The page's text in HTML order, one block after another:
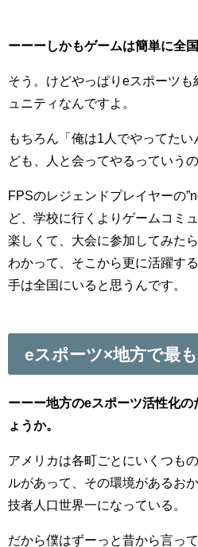
ーーーしかもゲームは簡単に全
そう。けどやっぱりeスポーツも
ュニティなんですよ。
もちろん「俺は1人でやってた
ども、人と会ってやるっていう
FPSのレジェンドプレイヤーの
ど、学校に行くよりゲームコミ
楽しくて、大会に参加してみた
わかって、そこから更に活躍す
手は全国にいると思うんです。
eスポーツ×地方で最も
ーーー地方のeスポーツ活性化
ょうか。
アメリカは各町ごとにいくつも
ルがあって、その環境があるお
技者人口世界一になっている。
だから僕はずーっと昔から言っ